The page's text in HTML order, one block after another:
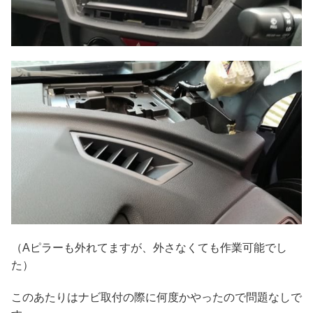
（Aピラーも外れてますが、外さなくても作業可能でし
た）
このあたりはナビ取付の際に何度かやったので問題なしで